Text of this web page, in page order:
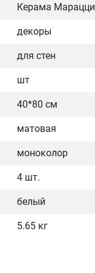
Керама Марацци
декоры
для стен
шт
40*80 см
матовая
моноколор
4 шт.
белый
5.65 кг